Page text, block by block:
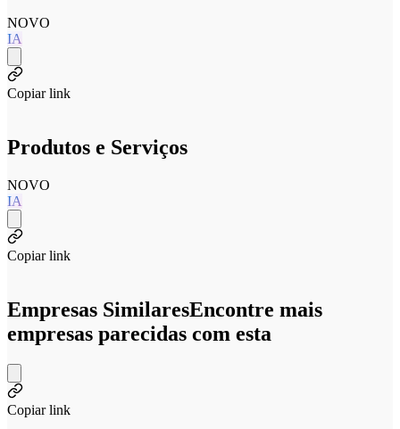
NOVO
IA
Copiar link
Produtos e Serviços
NOVO
IA
Copiar link
Empresas SimilaresEncontre mais
empresas parecidas com esta
Copiar link